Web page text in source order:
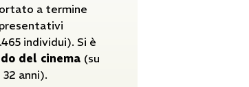
a termine
individui). Si è
del cinema(su
anni).